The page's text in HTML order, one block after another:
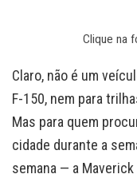
Clique na
Claro, não é um
F-150, nem para
Mas para quem
cidade durante a
semana — a